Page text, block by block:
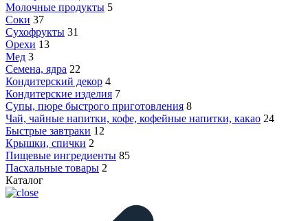
Молочные продукты 5
Соки 37
Сухофрукты 31
Орехи 13
Мед 3
Семена, ядра 22
Кондитерский декор 4
Кондитерские изделия 7
Супы, пюре быстрого приготовления 8
Чай, чайные напитки, кофе, кофейные напитки, какао 24
Быстрые завтраки 12
Крышки, спички 2
Пищевые ингредиенты 85
Пасхальные товары 2
Каталог